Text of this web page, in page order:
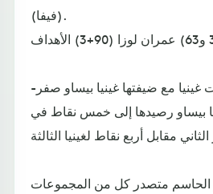
(فيفا).
غينيا مع ضيفتها غينيا بيساو صفر-
بيساو رصيدها إلى خمس نقاط في
الحاسم متصدر كل من المجموعات